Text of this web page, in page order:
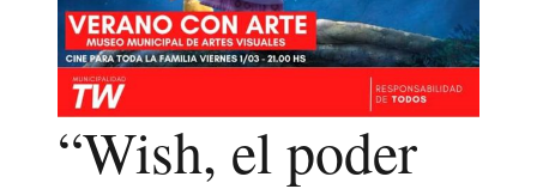
“Wish, el poder